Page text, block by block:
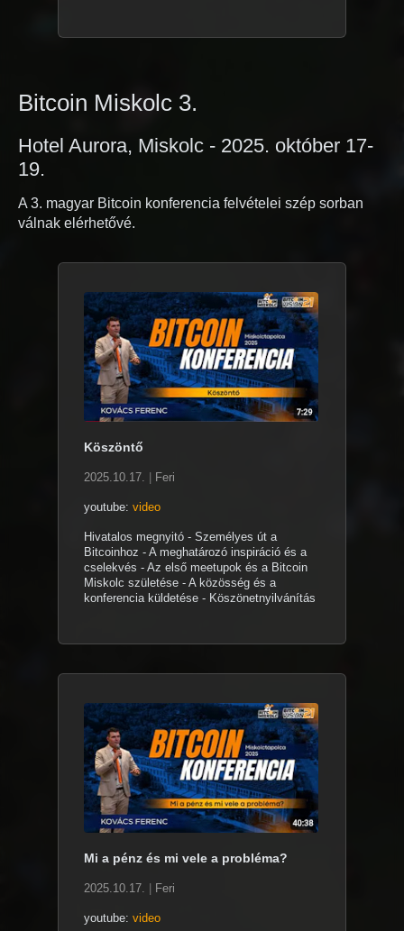
Bitcoin Miskolc 3.
Hotel Aurora, Miskolc - 2025. október 17-
19.
A 3. magyar Bitcoin konferencia felvételei szép sorban
válnak elérhetővé.
Köszöntő
2025.10.17. Feri
youtube: video
Hivatalos megnyitó - Személyes út a
Bitcoinhoz - A meghatározó inspiráció és a
cselekvés - Az első meetupok és a Bitcoin
Miskolc születése - A közösség és a
konferencia küldetése - Köszönetnyilvánítás
Mi a pénz és mi vele a probléma?
2025.10.17. Feri
youtube: video